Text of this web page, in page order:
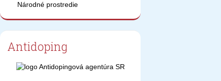
Národné prostredie
Antidoping